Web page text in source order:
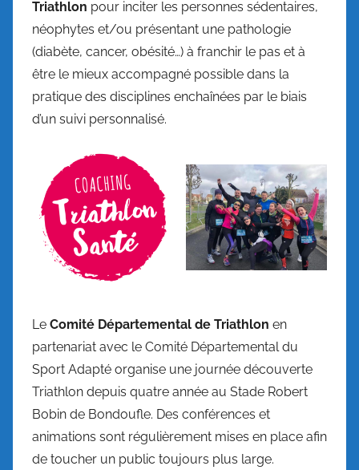
Triathlon pour inciter les personnes sédentaires,
néophytes et/ou présentant une pathologie
(diabète, cancer, obésité…) à franchir le pas et à
être le mieux accompagné possible dans la
pratique des disciplines enchaînées par le biais
d’un suivi personnalisé.
Le Comité Départemental de Triathlon en
partenariat avec le Comité Départemental du
Sport Adapté organise une journée découverte
Triathlon depuis quatre année au Stade Robert
Bobin de Bondoufle. Des conférences et
animations sont régulièrement mises en place afin
de toucher un public toujours plus large.